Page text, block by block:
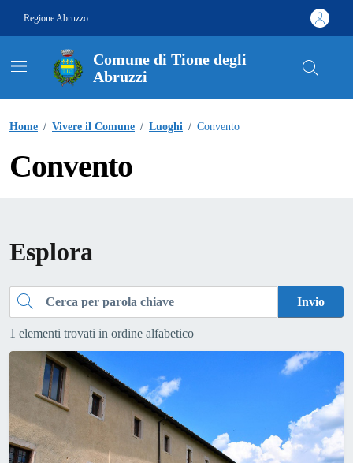
Regione Abruzzo
Comune di Tione degli
Abruzzi
Home / Vivere il Comune / Luoghi / Convento
Convento
Esplora
Cerca Invio
1 elementi trovati in ordine alfabetico